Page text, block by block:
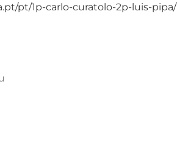
pt/1p-carlo-curatolo-2p-luis-pipa/